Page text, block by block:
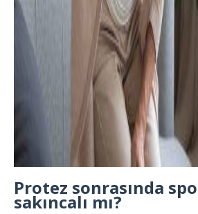
Protez sonrasında
sakıncalı mı?